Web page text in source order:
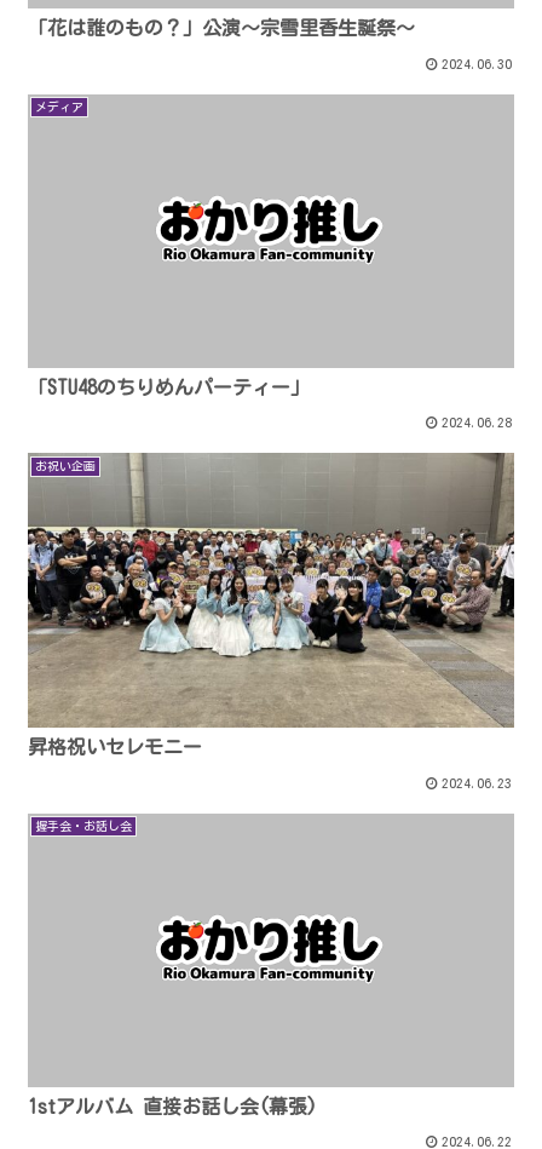
「花は誰のもの？」公演〜宗雪里香生誕祭〜
2024.06.30
メディア
「STU48のちりめんパーティー」
2024.06.28
お祝い企画
昇格祝いセレモニー
2024.06.23
握手会・お話し会
1stアルバム 直接お話し会(幕張)
2024.06.22